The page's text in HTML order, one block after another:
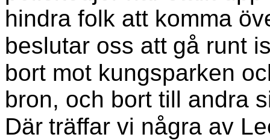
hindra folk att komma
beslutar oss att gå runt
bort mot kungsparken
bron, och bort till andra
Där träffar vi några av